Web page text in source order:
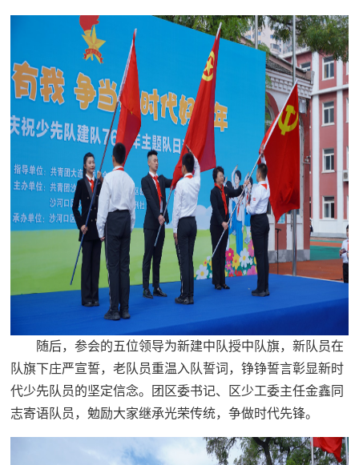
随后，参会的五位领导为新建中队授中队旗，新队员在
队旗下庄严宣誓，老队员重温入队誓词，铮铮誓言彰显新时
代少先队员的坚定信念。团区委书记、区少工委主任金鑫同
志寄语队员，勉励大家继承光荣传统，争做时代先锋。